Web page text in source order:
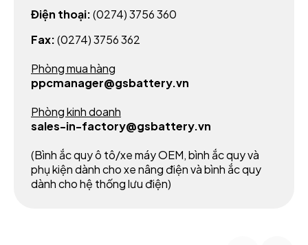
Điện thoại:(0274) 3756 360
Fax:(0274) 3756 362
Phòng mua hàng
ppcmanager@gsbattery.vn
Phòng kinh doanh
sales-in-factory@gsbattery.vn
(Bình ắc quy ô tô/xe máy OEM, bình ắc quy và
phụ kiện dành cho xe nâng điện và bình ắc quy
dành cho hệ thống lưu điện)